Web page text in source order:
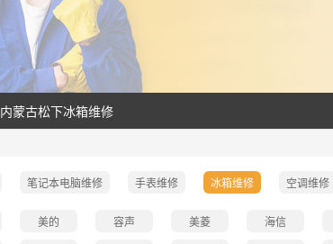
内蒙古松下冰箱维修
笔记本电脑维修 手表维修 冰箱维修 空调维修
美的 容声 美菱 海信